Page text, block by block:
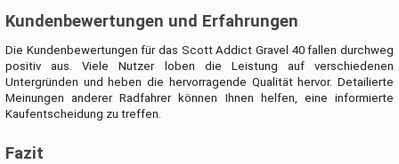
Kundenbewertungen und Erfahrungen
Die Kundenbewertungen für das Scott Addict Gravel 40 fallen durchweg
positiv aus. Viele Nutzer loben die Leistung auf verschiedenen
Untergründen und heben die hervorragende Qualität hervor. Detailierte
Meinungen anderer Radfahrer können Ihnen helfen, eine informierte
Kaufentscheidung zu treffen.
Fazit